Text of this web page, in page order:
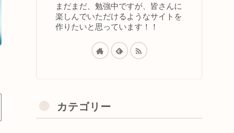
まだまだ、勉強中ですが、皆さんに
楽しんでいただけるようなサイトを
作りたいと思っています！！
カテゴリー